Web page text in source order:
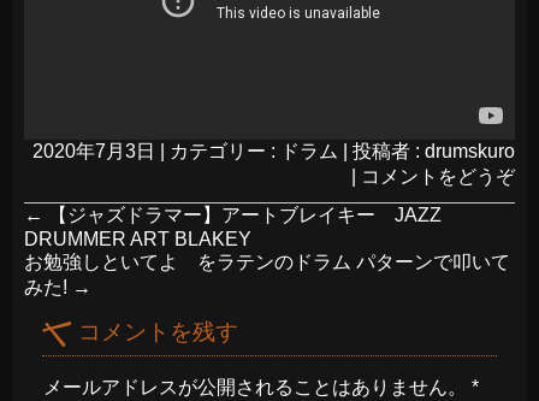
2020年7月3日 カテゴリー : ドラム
投稿者 : drumskuro
コメントをどうぞ
←
【ジャズドラマー】アートブレイキー JAZZ
DRUMMER ART BLAKEY
お勉強しといてよ をラテンのドラム パターンで叩いて
みた! →
コメントを残す
メールアドレスが公開されることはありません。
*